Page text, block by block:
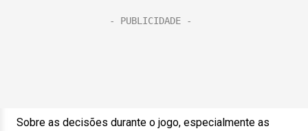
Sobre as decisões durante o jogo, especialmente as